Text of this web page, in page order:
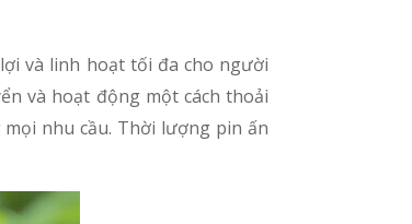
và linh hoạt tối đa cho người
và hoạt động một cách thoải
nhu cầu. Thời lượng pin ấn